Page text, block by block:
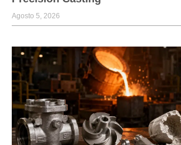
Agosto 5, 2026